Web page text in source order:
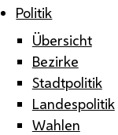
Politik
Übersicht
Bezirke
Stadtpolitik
Landespolitik
Wahlen